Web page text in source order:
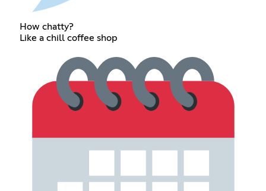
How chatty?
Like a chill coffee shop